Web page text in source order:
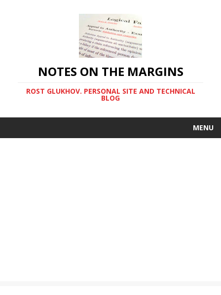
NOTES ON THE MARGINS
ROST GLUKHOV. PERSONAL SITE AND TECHNICAL
BLOG
MENU